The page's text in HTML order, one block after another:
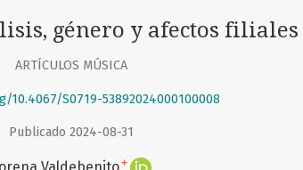
género y afectos
ARTÍCULOS MÚSICA
10.4067/S0719-53892024000100008
Publicado 2024-08-31
+